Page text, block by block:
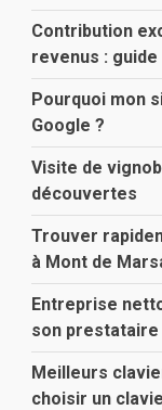
Contribution
revenus :
Pourquoi mon
Google ?
Visite de
découvertes
Trouver
à Mont de
Entreprise
son prestataire
Meilleurs
choisir un